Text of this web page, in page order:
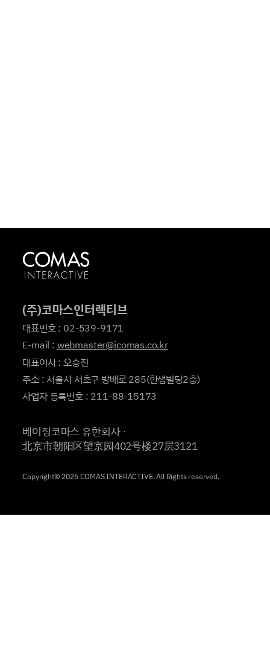
(주)코마스인터렉티브
대표번호 : 02-539-9171
E-mail : webmaster@icomas.co.kr
대표이사 : 오승진
주소 : 서울시 서초구 방배로 285(한샘빌딩2층)
사업자 등록번호 : 211-88-15173
베이징코마스 유한회사ㆍ
北京市朝阳区望京园402号楼27层3121
Copyright© 2026 COMAS INTERACTIVE. All Rights reserved.